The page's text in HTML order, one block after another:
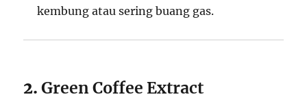
kembung atau sering buang gas.
2.Green Coffee Extract